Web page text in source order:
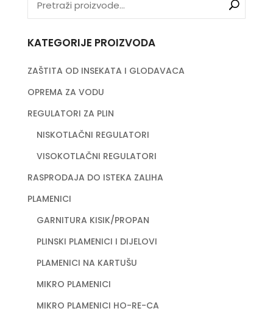
KATEGORIJE PROIZVODA
ZAŠTITA OD INSEKATA I GLODAVACA
OPREMA ZA VODU
REGULATORI ZA PLIN
NISKOTLAČNI REGULATORI
VISOKOTLAČNI REGULATORI
RASPRODAJA DO ISTEKA ZALIHA
PLAMENICI
GARNITURA KISIK/PROPAN
PLINSKI PLAMENICI I DIJELOVI
PLAMENICI NA KARTUŠU
MIKRO PLAMENICI
MIKRO PLAMENICI HO-RE-CA